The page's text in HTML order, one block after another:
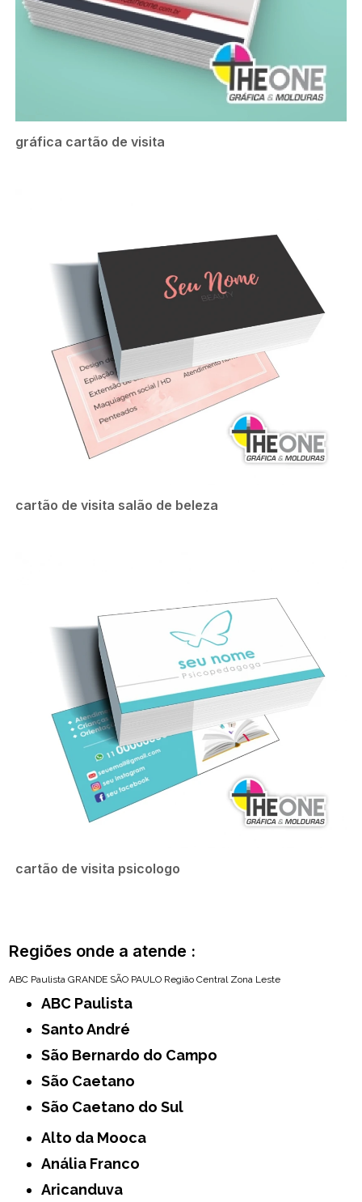
gráfica cartão de visita
cartão de visita salão de beleza
cartão de visita psicologo
Regiões onde a atende :
ABC Paulista GRANDE SÃO PAULO Região Central Zona Leste
ABC Paulista
Santo André
São Bernardo do Campo
São Caetano
São Caetano do Sul
Alto da Mooca
Anália Franco
Aricanduva